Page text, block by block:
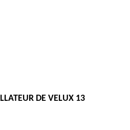
DE VELUX 13